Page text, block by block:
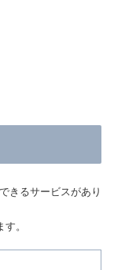
きるサービスがあり
。